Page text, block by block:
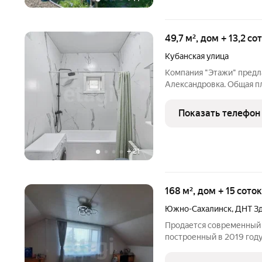
+21
49,7 м², дом + 13,2
Кубанская улица
Компания "Этажи"
Александровка. Общая
плита. Водоснабжение:
проведен по
Показать телефон
168 м², дом + 15
Южно-Сахалинск, ДНТ
Продается
построенный в 2019